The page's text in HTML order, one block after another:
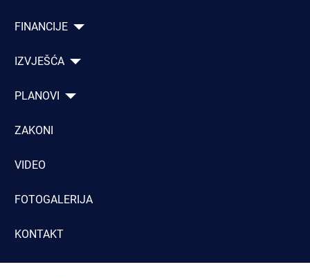
FINANCIJE
IZVJEŠĆA
PLANOVI
ZAKONI
VIDEO
FOTOGALERIJA
KONTAKT